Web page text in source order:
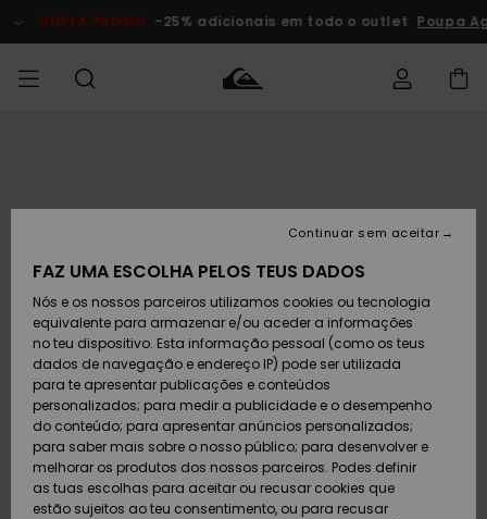
do
DUPLA PROMO -25% adicionais em todo o outlet Poupa
Calçado e
chinelos
Surfe/água
Snow
MENINO
Calçado e
chinelos
Surfe/água
Neve
MULHER
chegados
Highlights
Snow
SURF
Crianças
Highlights
Community
SNOW
Artigos
Criança
Snow Shop
Feminino
Highlights
DUPLA
PROMO
Criança
Outlet
Mulher
Devoluções
Pagamento
Cartão
presente
Quiksilver
Freedom
FAZ UMA ESCOLHA PELOS TEUS DADOS
Nós e os nossos parceiros utilizamos cookies ou tecnologia
equivalente para armazenar e/ou aceder a informações
no teu dispositivo. Esta informação pessoal (como os teus
dados de navegação e endereço IP) pode ser utilizada
para te apresentar publicações e conteúdos
personalizados; para medir a publicidade e o desempenho
do conteúdo; para apresentar anúncios personalizados;
para saber mais sobre o nosso público; para desenvolver e
melhorar os produtos dos nossos parceiros. Podes definir
as tuas escolhas para aceitar ou recusar cookies que
estão sujeitos ao teu consentimento, ou para recusar
Continuar sem aceitar